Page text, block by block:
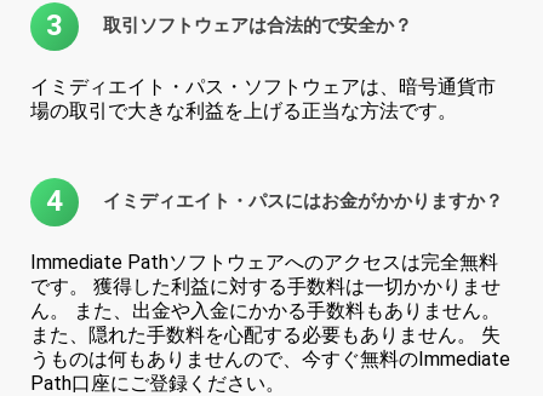
3 取引ソフトウェアは合法的で安全か？
イミディエイト・パス・ソフトウェアは、暗号通貨市
場の取引で大きな利益を上げる正当な方法です。
4 イミディエイト・パスにはお金がかかりますか？
Immediate Pathソフトウェアへのアクセスは完全無料
です。 獲得した利益に対する手数料は一切かかりませ
ん。 また、出金や入金にかかる手数料もありません。
また、隠れた手数料を心配する必要もありません。 失
うものは何もありませんので、今すぐ無料のImmediate
Path口座にご登録ください。